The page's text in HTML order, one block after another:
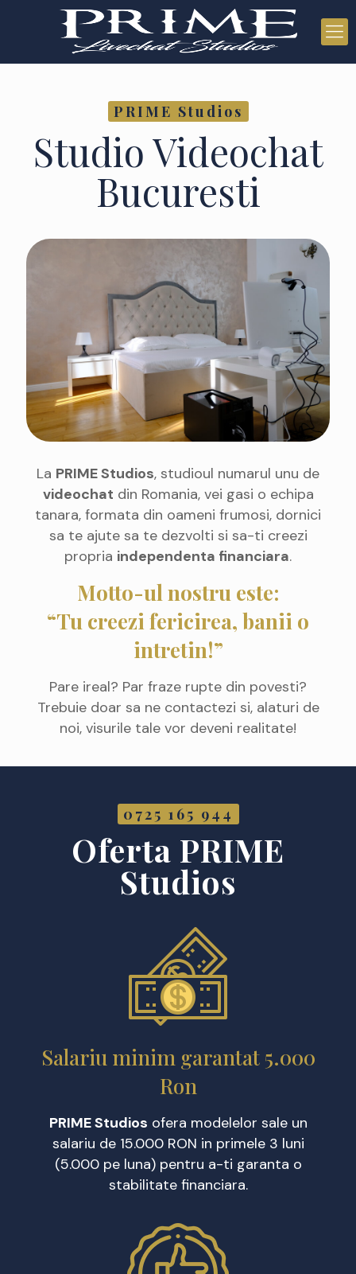
PRIME Studios
Studio Videochat
Bucuresti
La PRIME Studios, studioul numarul unu de
videochat din Romania, vei gasi o echipa
tanara, formata din oameni frumosi, dornici
sa te ajute sa te dezvolti si sa-ti creezi
propria independenta financiara.
Motto-ul nostru este:
“Tu creezi fericirea, banii o
intretin!”
Pare ireal? Par fraze rupte din povesti?
Trebuie doar sa ne contactezi si, alaturi de
noi, visurile tale vor deveni realitate!
0725 165 944
Oferta PRIME
Studios
Salariu minim garantat 5.000
Ron
PRIME Studios ofera modelelor sale un
salariu de 15.000 RON in primele 3 luni
(5.000 pe luna) pentru a-ti garanta o
stabilitate financiara.